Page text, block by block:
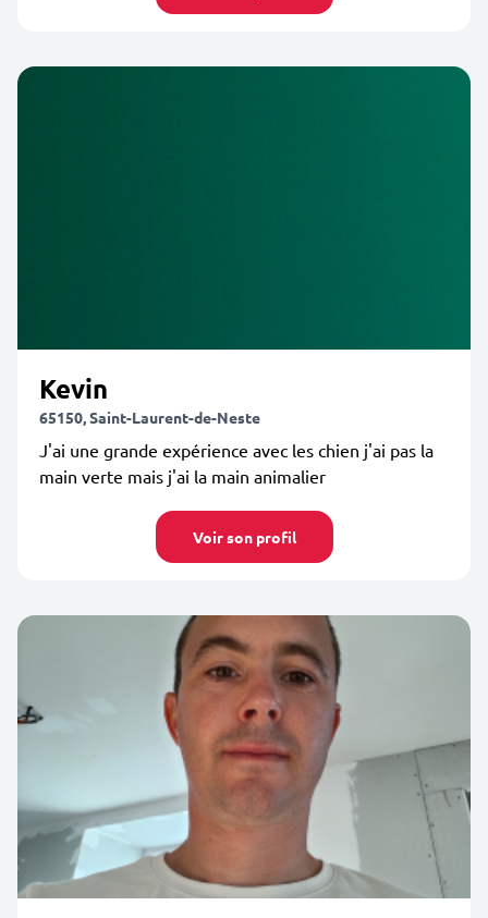
Kevin
65150, Saint-Laurent-de-Neste
J'ai une grande expérience avec les chien j'ai pas la
main verte mais j'ai la main animalier
Voir son profil